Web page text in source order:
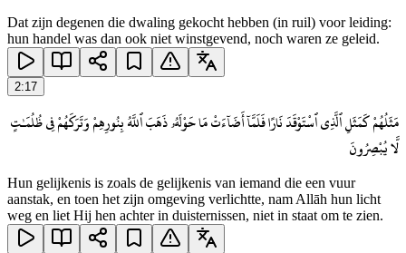
Dat zijn degenen die dwaling gekocht hebben (in ruil) voor leiding:
hun handel was dan ook niet winstgevend, noch waren ze geleid.
2:17
مَثَلُهُمْ كَمَثَلِ ٱلَّذِى ٱسْتَوْقَدَ نَارًا فَلَمَّآ أَضَآءَتْ مَا حَوْلَهُۥ ذَهَبَ ٱللَّهُ بِنُورِهِمْ وَتَرَكَهُمْ فِى ظُلُمَـٰتٍ
لَّا يُبْصِرُونَ
Hun gelijkenis is zoals de gelijkenis van iemand die een vuur
aanstak, en toen het zijn omgeving verlichtte, nam Allāh hun licht
weg en liet Hij hen achter in duisternissen, niet in staat om te zien.